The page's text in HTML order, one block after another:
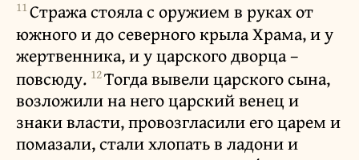
11Стража стояла с оружием в руках от
южного и до северного крыла Храма, и у
жертвенника, и у царского дворца –
повсюду. 12Тогда вывели царского сына,
возложили на него царский венец и
знаки власти, провозгласили его царем и
помазали, стали хлопать в ладони и